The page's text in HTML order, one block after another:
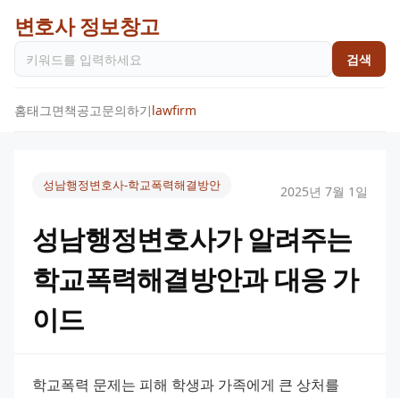
변호사 정보창고
검색
홈태그면책공고문의하기lawfirm
성남행정변호사-학교폭력해결방안 2025년 7월 1일
성남행정변호사가 알려주는
학교폭력해결방안과 대응 가
이드
학교폭력 문제는 피해 학생과 가족에게 큰 상처를